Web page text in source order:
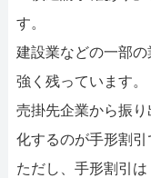
す。
建設業などの一部
強く残っています。
売掛先企業から振
化するのが手形割引
ただし、手形割引